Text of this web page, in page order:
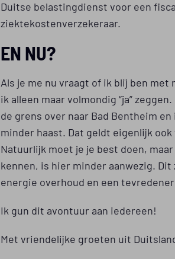
Duitse belastingdienst voor een
ziektekostenverzekeraar.
EN NU?
Als je me nu vraagt of ik blij ben
ik alleen maar volmondig “ja”
de grens over naar Bad Bentheim
minder haast. Dat geldt eigenlijk
Natuurlijk moet je je best doen,
kennen, is hier minder aanwezig.
energie overhoud en een
Ik gun dit avontuur aan iedereen!
Met vriendelijke groeten uit